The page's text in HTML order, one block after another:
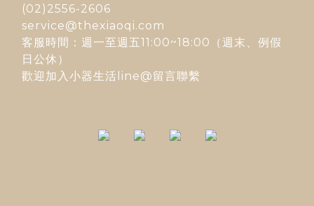
(02)2556-2606
service@thexiaoqi.com
客服時間：週一至週五11:00~18:00（週末、例假
日公休）
歡迎加入 小器生活line@留言聯繫